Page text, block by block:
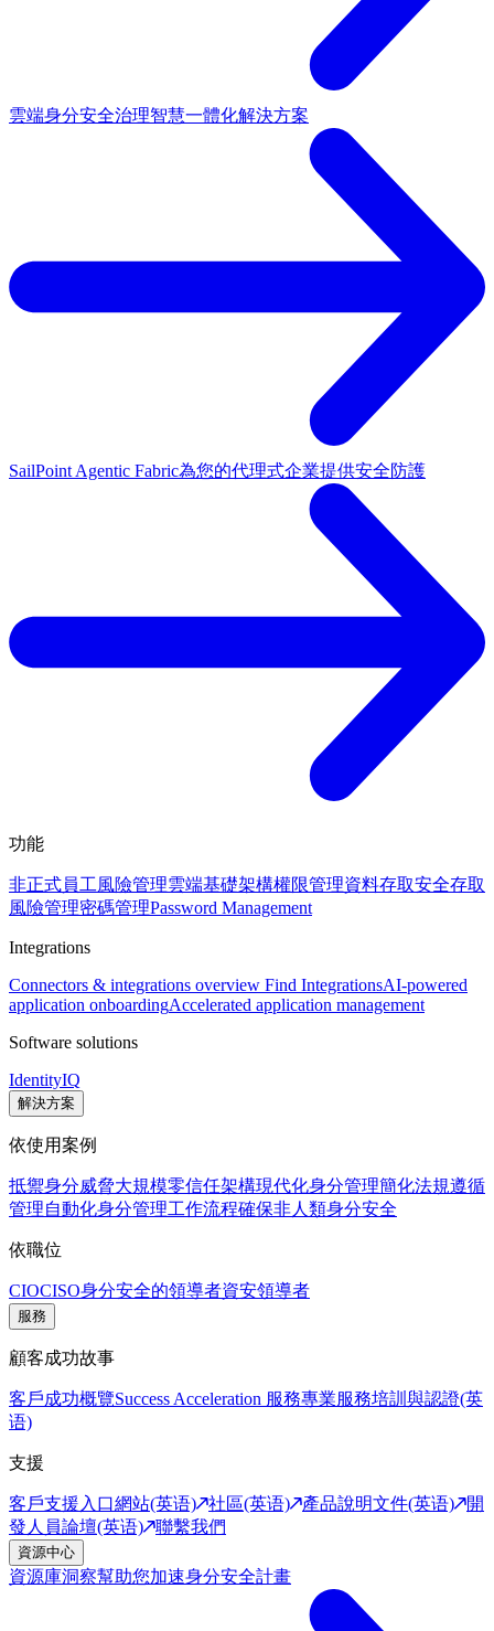
雲端身分安全治理智慧一體化解決方案
SailPoint Agentic Fabric為您的代理式企業提供安全防護
功能
非正式員工風險管理雲端基礎架構權限管理資料存取安全存取
風險管理密碼管理Password Management
Integrations
Connectors & integrations overview Find IntegrationsAI-powered
application onboardingAccelerated application management
Software solutions
IdentityIQ
解決方案
依使用案例
抵禦身分威脅大規模零信任架構現代化身分管理簡化法規遵循
管理自動化身分管理工作流程確保非人類身分安全
依職位
CIOCISO身分安全的領導者資安領導者
服務
顧客成功故事
客戶成功概覽Success Acceleration 服務專業服務培訓與認證(英
语)
支援
客戶支援入口網站(英语) 社區(英语) 產品說明文件(英语)
開
發人員論壇(英语)
聯繫我們
資源中心
資源庫洞察幫助您加速身分安全計畫